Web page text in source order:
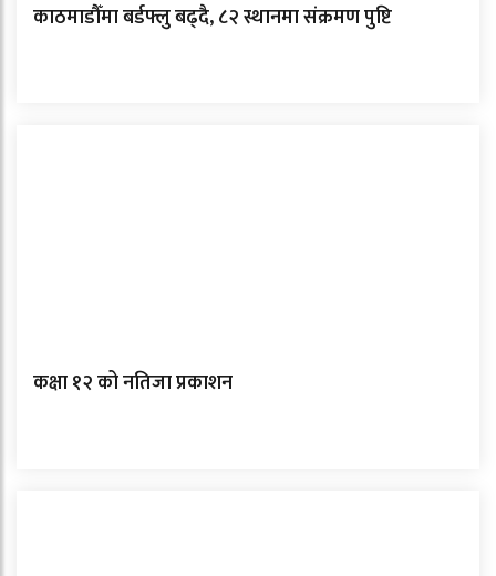
काठमाडौँमा बर्डफ्लु बढ्दै, ८२ स्थानमा संक्रमण पुष्टि
कक्षा १२ को नतिजा प्रकाशन